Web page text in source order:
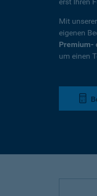
Mit
eigenen
Premium-
um einen